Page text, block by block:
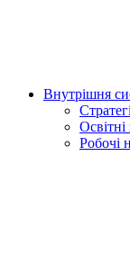
Внутрішня
Робочі